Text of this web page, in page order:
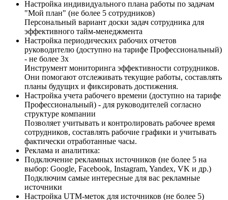
Настройка индивидуального плана работы по задачам
"Мой план" (не более 5 сотрудников)
Персональный вариант доски задач сотрудника для
эффективного тайм-менеджмента
Настройка периодических рабочих отчетов
руководителю (доступно на тарифе Профессиональный)
- не более 3х
Инструмент мониторинга эффективности сотрудников.
Они помогают отслеживать текущие работы, составлять
планы будущих и фиксировать достижения.
Настройка учета рабочего времени (доступно на тарифе
Профессиональный) - для руководителей согласно
структуре компании
Позволяет учитывать и контролировать рабочее время
сотрудников, составлять рабочие графики и учитывать
фактически отработанные часы.
Реклама и аналитика:
Подключение рекламных источников (не более 5 на
выбор: Google, Facebook, Instagram, Yandex, VK и др.)
Подключим самые интересные для вас рекламные
источники
Настройка UTM-меток для источников (не более 5)